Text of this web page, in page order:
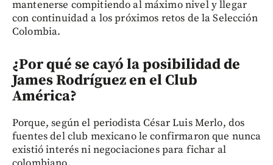
mantenerse compitiendo al máximo nivel y llegar
con continuidad a los próximos retos de la Selección
Colombia.
¿Por qué se cayó la posibilidad de
James Rodríguez en el Club
América?
Porque, según el periodista César Luis Merlo, dos
fuentes del club mexicano le confirmaron que nunca
existió interés ni negociaciones para fichar al